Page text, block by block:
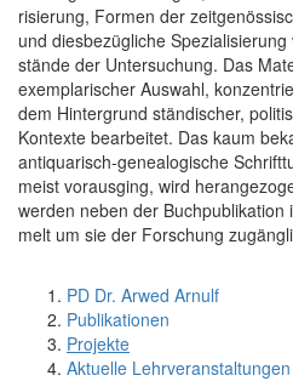
risierung, Formen der
und diesbezügliche
stände der Unter­suchung. Das
exemplarischer Aus­wahl,
dem Hinter­grund ständischer,
Kontexte be­arbeitet. Das kaum
antiquarisch-genealogische
meist vorausging, wird
werden neben der
melt um sie der For­schung
PD Dr. Arwed Arnulf
Publikationen
Projekte
Aktuelle Lehrveranstaltungen